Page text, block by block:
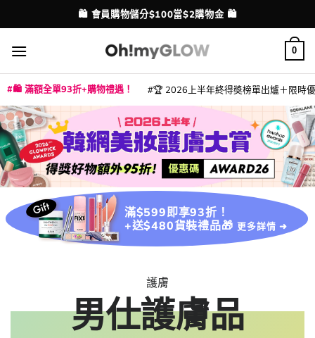
to
content
配送港澳
🛍️ 會員購物儲分$100當$2購物金 🛍️
0
🛍️ 滿額全單93折+購物禮遇！ 🏆 2026上半年終得奬榜單出爐＋限時
滿$599即享93折！
+送$480貨裝禮品🎁 更多詳情 ➜
護膚
男仕護膚品